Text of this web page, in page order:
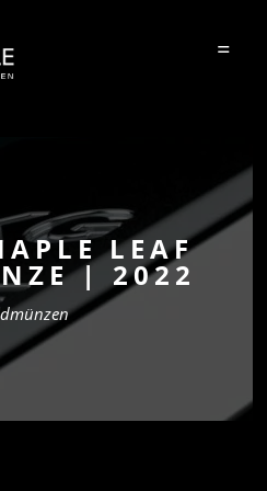
=
LEAF
| 2022